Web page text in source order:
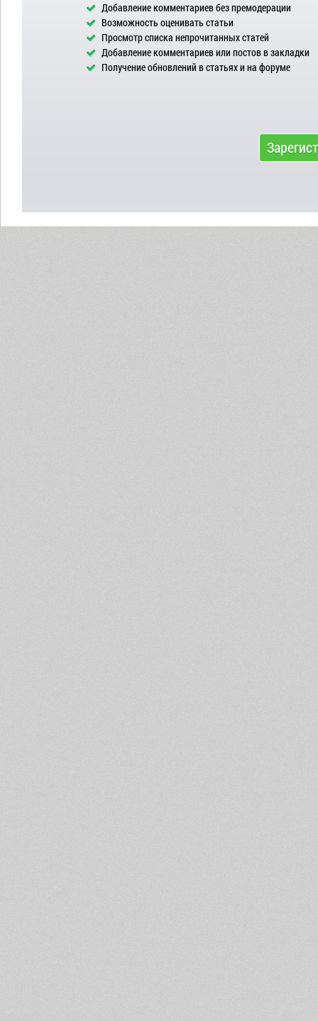
Добавление комментариев без премодерации
Возможность оценивать статьи
Просмотр списка непрочитанных статей
Добавление комментариев или постов в закладки
Получение обновлений в статьях и на форуме